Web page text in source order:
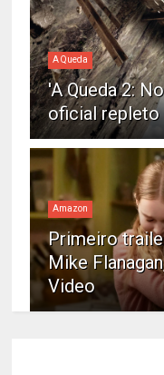
A Queda
'A Queda 2:
oficial repleto
Amazon
Primeiro
Mike
Video